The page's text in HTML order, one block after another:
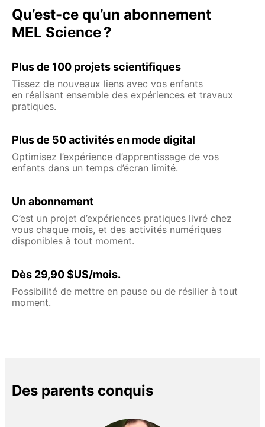
Qu’est-ce qu’un abonnement
MEL Science ?
Plus de 100 projets scientifiques
Tissez de nouveaux liens avec vos enfants
en réalisant ensemble des expériences et travaux
pratiques.
Plus de 50 activités en mode digital
Optimisez l’expérience d’apprentissage de vos
enfants dans un temps d’écran limité.
Un abonnement
C’est un projet d’expériences pratiques livré chez
vous chaque mois, et des activités numériques
disponibles à tout moment.
Dès 29,90 $US/mois.
Possibilité de mettre en pause ou de résilier à tout
moment.
Des parents conquis